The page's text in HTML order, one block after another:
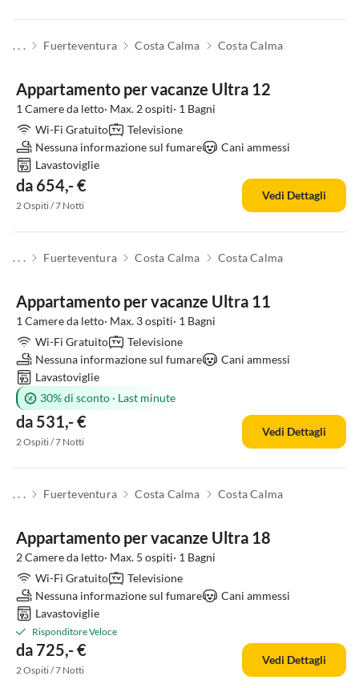
. . . Fuerteventura Costa Calma Costa Calma
Appartamento per vacanze Ultra 12
1 Camere da letto· Max. 2 ospiti· 1 Bagni
Wi-Fi Gratuito
Televisione
Nessuna informazione sul fumare
Cani ammessi
Lavastoviglie
da 654,- €
2 Ospiti / 7 Notti
Vedi Dettagli
. . . Fuerteventura Costa Calma Costa Calma
Appartamento per vacanze Ultra 11
1 Camere da letto· Max. 3 ospiti· 1 Bagni
Wi-Fi Gratuito
Televisione
Nessuna informazione sul fumare
Cani ammessi
Lavastoviglie
30% di sconto · Last minute
da 531,- €
2 Ospiti / 7 Notti
Vedi Dettagli
. . . Fuerteventura Costa Calma Costa Calma
Appartamento per vacanze Ultra 18
2 Camere da letto· Max. 5 ospiti· 1 Bagni
Wi-Fi Gratuito
Televisione
Nessuna informazione sul fumare
Cani ammessi
Lavastoviglie
Risponditore Veloce
da 725,- €
2 Ospiti / 7 Notti
Vedi Dettagli